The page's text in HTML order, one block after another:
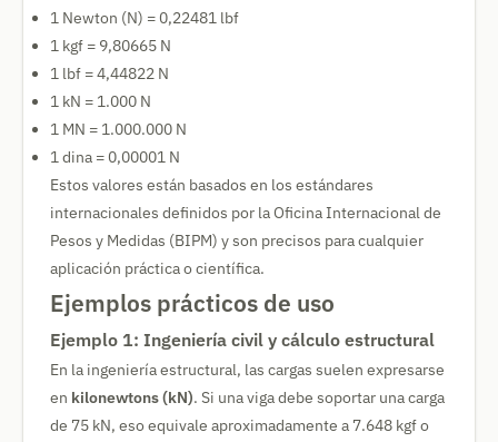
1 Newton (N) = 0,22481 lbf
1 kgf = 9,80665 N
1 lbf = 4,44822 N
1 kN = 1.000 N
1 MN = 1.000.000 N
1 dina = 0,00001 N
Estos valores están basados en los estándares
internacionales definidos por la Oficina Internacional de
Pesos y Medidas (BIPM) y son precisos para cualquier
aplicación práctica o científica.
Ejemplos prácticos de uso
Ejemplo 1: Ingeniería civil y cálculo estructural
En la ingeniería estructural, las cargas suelen expresarse
en kilonewtons (kN). Si una viga debe soportar una carga
de 75 kN, eso equivale aproximadamente a 7.648 kgf o